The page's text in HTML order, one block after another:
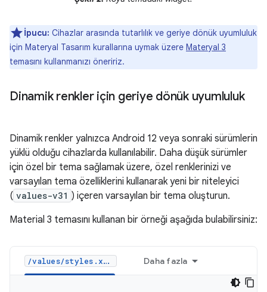
İpucu: Cihazlar arasında tutarlılık ve geriye dönük uyumluluk
için Materyal Tasarım kurallarına uymak üzere Materyal 3
temasını kullanmanızı öneririz.
Dinamik renkler için geriye dönük uyumluluk
Dinamik renkler yalnızca Android 12 veya sonraki sürümlerin
yüklü olduğu cihazlarda kullanılabilir. Daha düşük sürümler
için özel bir tema sağlamak üzere, özel renklerinizi ve
varsayılan tema özelliklerini kullanarak yeni bir niteleyici
( values-v31 ) içeren varsayılan bir tema oluşturun.
Material 3 temasını kullanan bir örneği aşağıda bulabilirsiniz:
/values/styles.xml Daha fazla